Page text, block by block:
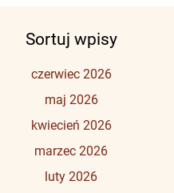
Sortuj wpisy
czerwiec 2026
maj 2026
kwiecień 2026
marzec 2026
luty 2026